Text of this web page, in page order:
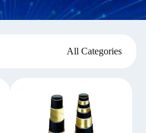
All Categories